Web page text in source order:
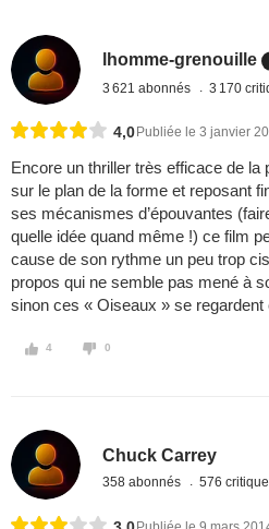
lhomme-grenouille
3 621 abonnés 3 170
4,0 Publiée le 3 janvier
Encore un thriller très efficace de la
sur le plan de la forme et reposant
ses mécanismes d’épouvantes
quelle idée quand même !) ce film
cause de son rythme un peu trop
propos qui ne semble pas mené à
sinon ces « Oiseaux » se
4 0
Chuck Carrey
358 abonnés 576